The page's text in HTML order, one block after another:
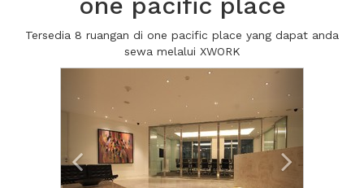
Tersedia 8 ruangan di one pacific place yang dapat anda
sewa melalui XWORK